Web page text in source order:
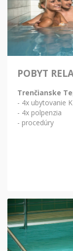
POBYT
Trenčianske
- 4x ubytovanie
- 4x polpenzia
- procedúry